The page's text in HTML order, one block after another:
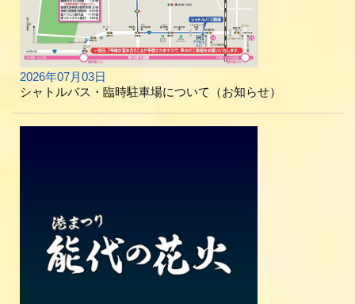
2026年07月03日
シャトルバス・臨時駐車場について（お知らせ）